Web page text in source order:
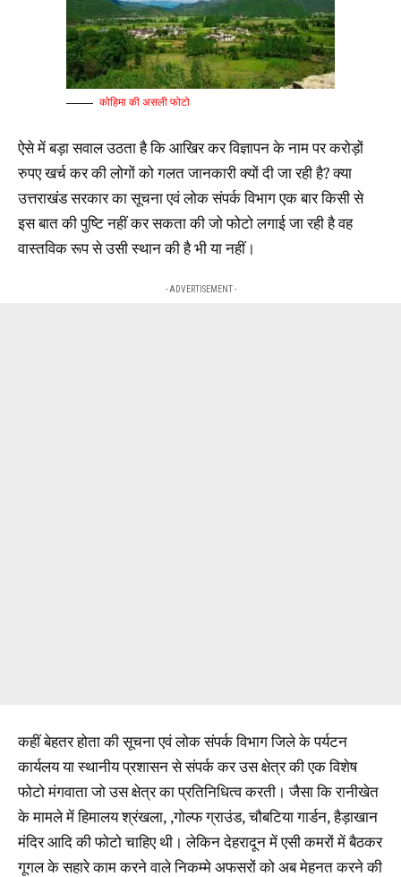
कोहिमा की असली फोटो
ऐसे में बड़ा सवाल उठता है कि आखिर कर विज्ञापन के नाम पर करोड़ों
रुपए खर्च कर की लोगों को गलत जानकारी क्यों दी जा रही है? क्या
उत्तराखंड सरकार का सूचना एवं लोक संपर्क विभाग एक बार किसी से
इस बात की पुष्टि नहीं कर सकता की जो फोटो लगाई जा रही है वह
वास्तविक रूप से उसी स्थान की है भी या नहीं।
- ADVERTISEMENT -
कहीं बेहतर होता की सूचना एवं लोक संपर्क विभाग जिले के पर्यटन
कार्यलय या स्थानीय प्रशासन से संपर्क कर उस क्षेत्र की एक विशेष
फोटो मंगवाता जो उस क्षेत्र का प्रतिनिधित्व करती। जैसा कि रानीखेत
के मामले में हिमालय श्रंखला, ,गोल्फ ग्राउंड, चौबटिया गार्डन, हैड़ाखान
मंदिर आदि की फोटो चाहिए थी। लेकिन देहरादून में एसी कमरों में बैठकर
गूगल के सहारे काम करने वाले निकम्मे अफसरों को अब मेहनत करने की